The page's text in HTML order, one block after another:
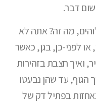
דבר.
מה זה? אתה לא
לפני-כן, בגן, כאשר
ואיך חצבת בזהירות
הגוף, עד שהן נבעטו
בפתיל דק של